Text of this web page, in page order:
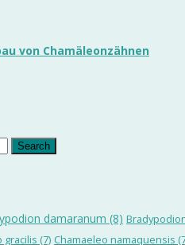
von Chamäleonzähnen
damaranum (8)
gracilis (7) Chamaeleo namaquensis